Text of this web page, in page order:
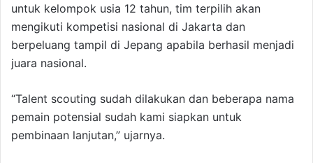
untuk kelompok usia 12 tahun, tim terpilih akan
mengikuti kompetisi nasional di Jakarta dan
berpeluang tampil di Jepang apabila berhasil menjadi
juara nasional.
“Talent scouting sudah dilakukan dan beberapa nama
pemain potensial sudah kami siapkan untuk
pembinaan lanjutan,” ujarnya.